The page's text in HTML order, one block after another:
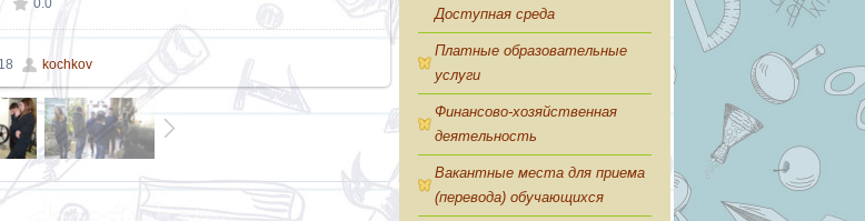
0.0
kochkov
Доступная среда
Платные образовательные
услуги
Финансово-хозяйственная
деятельность
Вакантные места для приема
(перевода) обучающихся